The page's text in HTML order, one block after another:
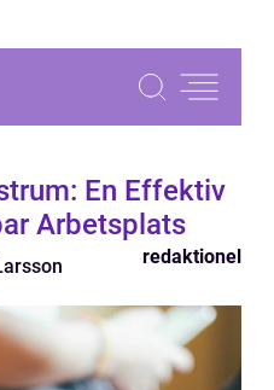
En Effektiv
Arbetsplats
redaktionel